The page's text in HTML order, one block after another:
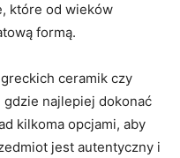
które od ‌wieków⁣
‌formą.
ceramik czy
najlepiej dokonać
kilkoma opcjami, aby⁤
jest autentyczny i